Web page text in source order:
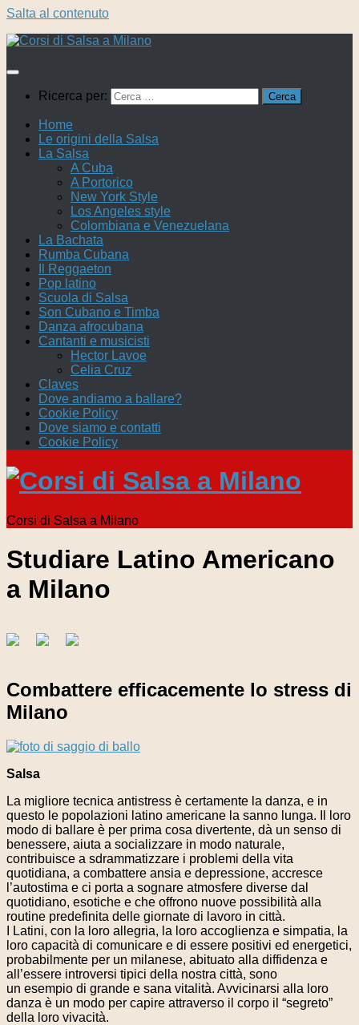
Salta al contenuto
Ricerca per:
Home
Le origini della Salsa
La Salsa
A Cuba
A Portorico
New York Style
Los Angeles style
Colombiana e Venezuelana
La Bachata
Rumba Cubana
Il Reggaeton
Pop latino
Scuola di Salsa
Son Cubano e Timba
Danza afrocubana
Cantanti e musicisti
Hector Lavoe
Celia Cruz
Claves
Dove andiamo a ballare?
Cookie Policy
Dove siamo e contatti
Cookie Policy
Corsi di Salsa a Milano
Studiare Latino Americano
a Milano
Combattere efficacemente lo stress di
Milano
Salsa
La migliore tecnica antistress è certamente la danza, e in
questo le popolazioni latino americane la sanno lunga. Il loro
modo di ballare è per prima cosa divertente, dà un senso di
benessere, aiuta a socializzare in modo naturale,
contribuisce a sdrammatizzare i problemi della vita
quotidiana, a combattere ansia e depressione, accresce
l’autostima e ci porta a sognare atmosfere diverse dal
quotidiano, esotiche e che offrono nuove possibilità alla
routine predefinita delle giornate di lavoro in città.
I Latini, con la loro allegria, la loro accoglienza e simpatia, la
loro capacità di comunicare e di essere positivi ed energetici,
probabilmente per un milanese, abituato alla diffidenza e
all’essere introversi tipici della nostra città, sono
un esempio di grande e sana vitalità. Avvicinarsi alla loro
danza è un modo per capire attraverso il corpo il “segreto”
della loro vivacità.